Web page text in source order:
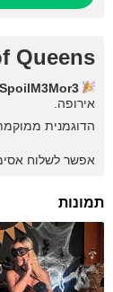
Queens
SpoilM3Mor3
אירופה.
הדוגמנית
אפשר לשלוח
תמונות